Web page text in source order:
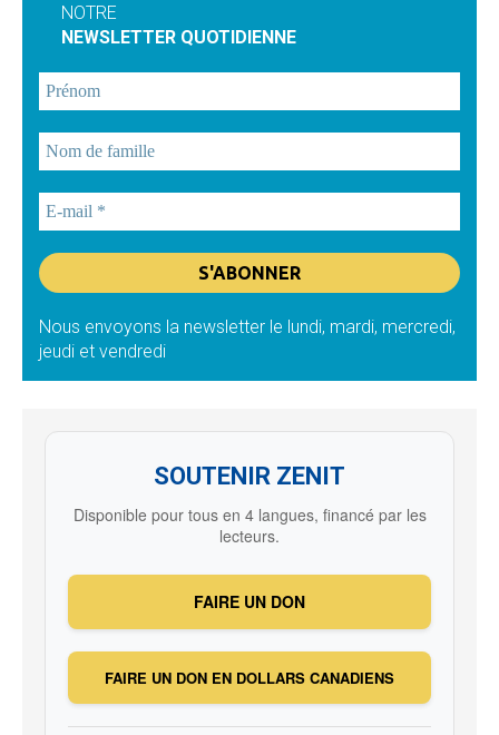
NOTRE
NEWSLETTER QUOTIDIENNE
Nous envoyons la newsletter le lundi, mardi, mercredi,
jeudi et vendredi
SOUTENIR ZENIT
Disponible pour tous en 4 langues, financé par les
lecteurs.
FAIRE UN DON
FAIRE UN DON EN DOLLARS CANADIENS